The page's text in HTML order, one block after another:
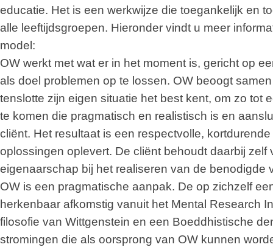
educatie. Het is een werkwijze die toegankelijk en
alle leeftijdsgroepen. Hieronder vindt u meer
model:
OW werkt met wat er in het moment is, gericht op
als doel problemen op te lossen. OW beoogt
tenslotte zijn eigen situatie het best kent, om zo tot
te komen die pragmatisch en realistisch is en
cliënt. Het resultaat is een respectvolle,
oplossingen oplevert. De cliënt behoudt daarbij zelf
eigenaarschap bij het realiseren van de benodigde
OW is een pragmatische aanpak. De op zichzelf
herkenbaar afkomstig vanuit het Mental Research
filosofie van Wittgenstein en een Boeddhistische
stromingen die als oorsprong van OW kunnen